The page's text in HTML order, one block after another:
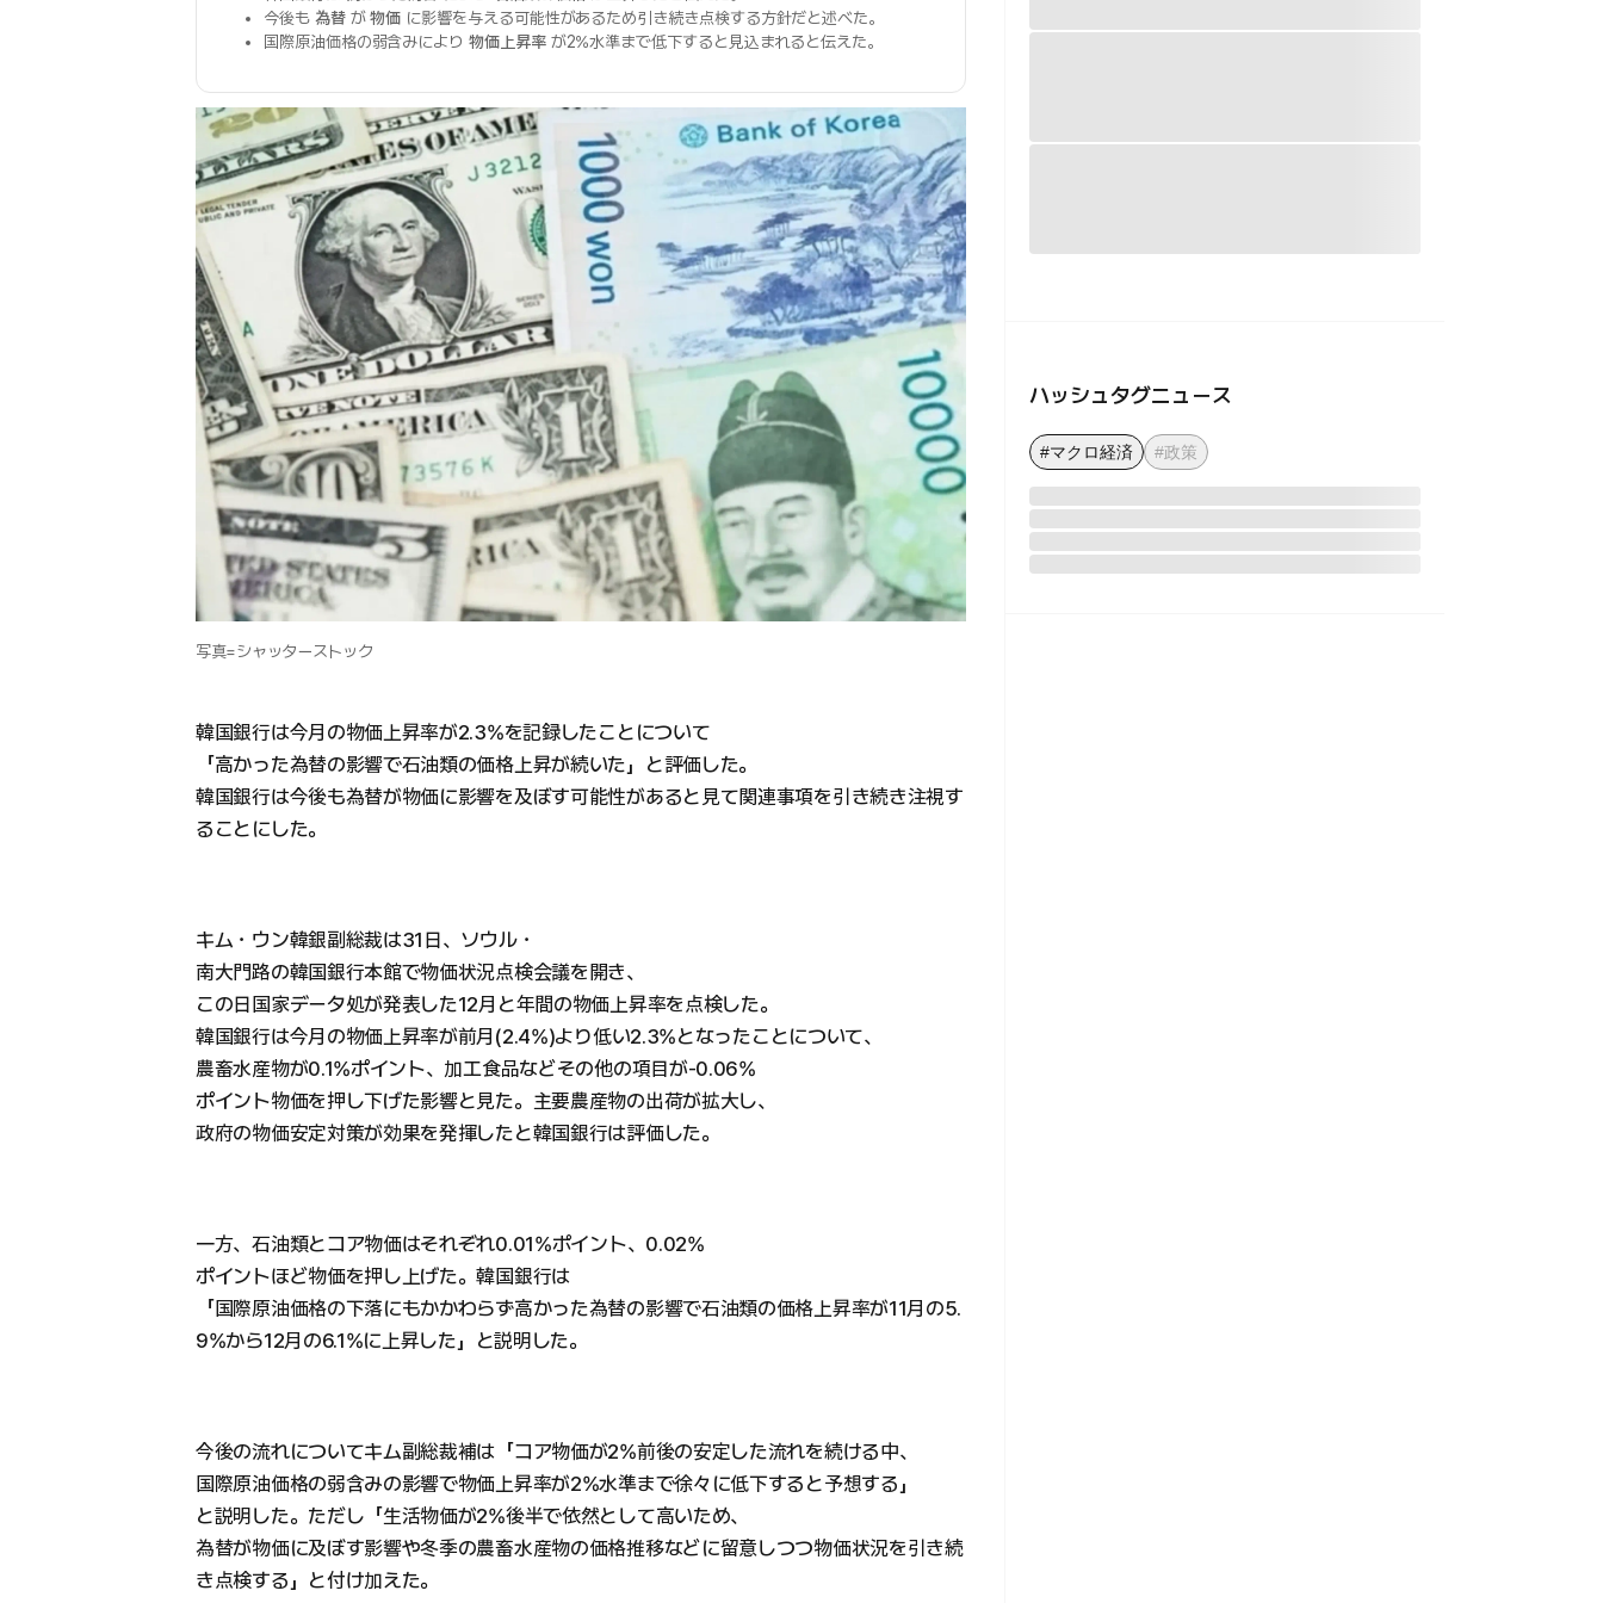
今後も 為替が物価 に影響を与える可能性があるため引き続き点検する方針だと述べた。
国際原油価格の弱含みにより物価上昇率が2%水準まで低下すると見込まれると伝えた。
写真=シャッターストック
韓国銀行は今月の物価上昇率が2.3%を記録したことについて
「高かった為替の影響で石油類の価格上昇が続いた」と評価した。
韓国銀行は今後も為替が物価に影響を及ぼす可能性があると見て関連事項を引き続き注視す
ることにした。
キム・ウン韓銀副総裁は31日、ソウル・
南大門路の韓国銀行本館で物価状況点検会議を開き、
この日国家データ処が発表した12月と年間の物価上昇率を点検した。
韓国銀行は今月の物価上昇率が前月(2.4%)より低い2.3%となったことについて、
農畜水産物が0.1%ポイント、加工食品などその他の項目が-0.06%
ポイント物価を押し下げた影響と見た。主要農産物の出荷が拡大し、
政府の物価安定対策が効果を発揮したと韓国銀行は評価した。
一方、石油類とコア物価はそれぞれ0.01%ポイント、0.02%
ポイントほど物価を押し上げた。韓国銀行は
「国際原油価格の下落にもかかわらず高かった為替の影響で石油類の価格上昇率が11月の5.
9%から12月の6.1%に上昇した」と説明した。
今後の流れについてキム副総裁補は「コア物価が2%前後の安定した流れを続ける中、
国際原油価格の弱含みの影響で物価上昇率が2%水準まで徐々に低下すると予想する」
と説明した。ただし「生活物価が2%後半で依然として高いため、
為替が物価に及ぼす影響や冬季の農畜水産物の価格推移などに留意しつつ物価状況を引き続
き点検する」と付け加えた。
ハッシュタグニュース
#マクロ経済 #政策